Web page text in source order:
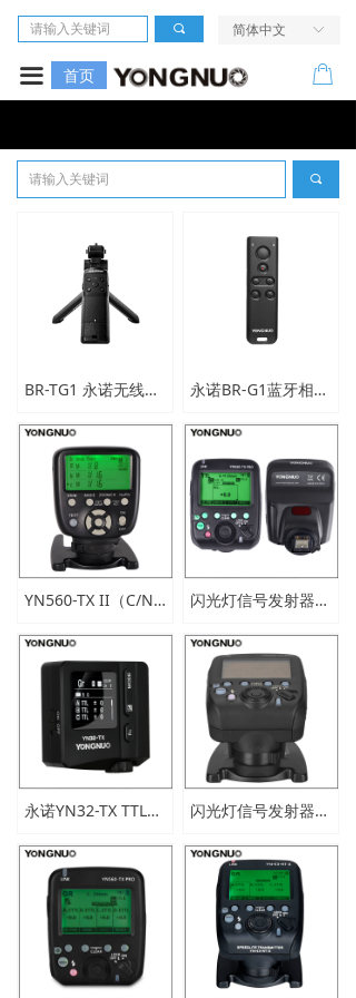
끀
首页
相机
LED摄像灯
无线引闪系统
电源及配件
服务与支持
活动中心
新闻中心
下载与支持
ꂆ
首页
끠 ꀅ
简体中文
BR-TG1 永诺无线遥控三脚架手柄 永诺BR-G1蓝牙相机遥控器
YN560-TX II（C/N/S） 闪光灯信号发射器YN560-TX PRO S
永诺YN32-TX TTL无线引闪器 闪光灯信号发射器YN560-TX PRO for N
끠